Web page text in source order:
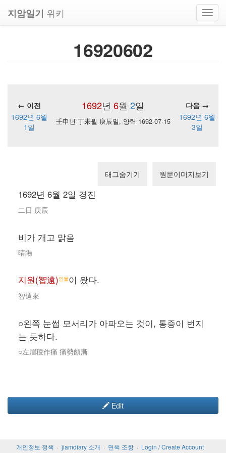
지암일기 위키
16920602
1692년 6월 2일
← 이전
다음 →
1692년 6월
1일
壬申년 丁未월 庚辰일, 양력 1692-07-15
1692년 6월
3일
태그숨기기 원문이미지보기
1692년 6월 2일 경진
二日 庚辰
비가 개고 맑음
晴陽
지원(智遠)인물이 왔다.
智遠來
○왼쪽 눈썹 모서리가 아파오는 것이, 통증이 번지
는 듯하다.
○左眉稜作痛 痛勢頗漸
Edit
개인정보 정책 jiamdiary 소개 면책 조항
Login / Create Account